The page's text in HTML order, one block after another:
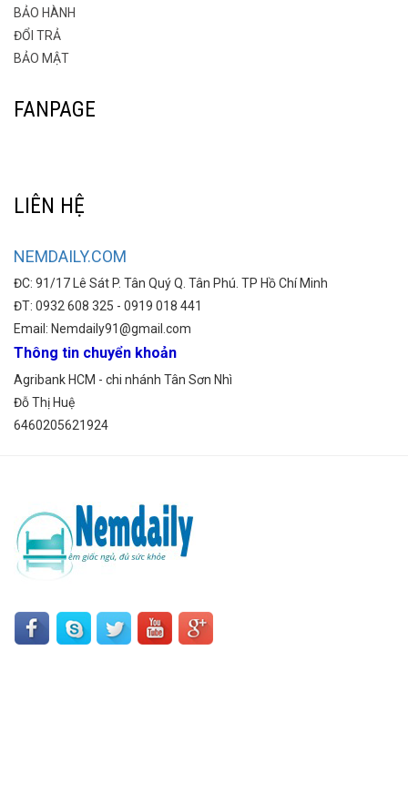
BẢO HÀNH
ĐỔI TRẢ
BẢO MẬT
FANPAGE
LIÊN HỆ
NEMDAILY.COM
ĐC: 91/17 Lê Sát P. Tân Quý Q. Tân Phú. TP Hồ Chí Minh
ĐT: 0932 608 325 - 0919 018 441
Email: Nemdaily91@gmail.com
Thông tin chuyển khoản
Agribank HCM - chi nhánh Tân Sơn Nhì
Đỗ Thị Huệ
6460205621924